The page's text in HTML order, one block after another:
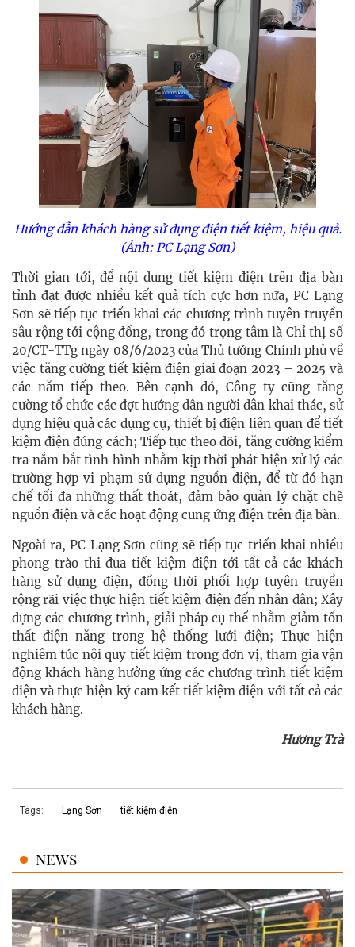
Hướng dẫn khách hàng sử dụng điện tiết kiệm, hiệu quả.
(Ảnh: PC Lạng Sơn)
Thời gian tới, để nội dung tiết kiệm điện trên địa bàn
tỉnh đạt được nhiều kết quả tích cực hơn nữa, PC Lạng
Sơn sẽ tiếp tục triển khai các chương trình tuyên truyền
sâu rộng tới cộng đồng, trong đó trọng tâm là Chỉ thị số
20/CT-TTg ngày 08/6/2023 của Thủ tướng Chính phủ về
việc tăng cường tiết kiệm điện giai đoạn 2023 – 2025 và
các năm tiếp theo. Bên cạnh đó, Công ty cũng tăng
cường tổ chức các đợt hướng dẫn người dân khai thác, sử
dụng hiệu quả các dụng cụ, thiết bị điện liên quan để tiết
kiệm điện đúng cách; Tiếp tục theo dõi, tăng cường kiểm
tra nắm bắt tình hình nhằm kịp thời phát hiện xử lý các
trường hợp vi phạm sử dụng nguồn điện, để từ đó hạn
chế tối đa những thất thoát, đảm bảo quản lý chặt chẽ
nguồn điện và các hoạt động cung ứng điện trên địa bàn.
Ngoài ra, PC Lạng Sơn cũng sẽ tiếp tục triển khai nhiều
phong trào thi đua tiết kiệm điện tới tất cả các khách
hàng sử dụng điện, đồng thời phối hợp tuyên truyền
rộng rãi việc thực hiện tiết kiệm điện đến nhân dân; Xây
dựng các chương trình, giải pháp cụ thể nhằm giảm tổn
thất điện năng trong hệ thống lưới điện; Thực hiện
nghiêm túc nội quy tiết kiệm trong đơn vị, tham gia vận
động khách hàng hưởng ứng các chương trình tiết kiệm
điện và thực hiện ký cam kết tiết kiệm điện với tất cả các
khách hàng.
Hương Trà
Tags: Lạng Sơn tiết kiệm điện
NEWS